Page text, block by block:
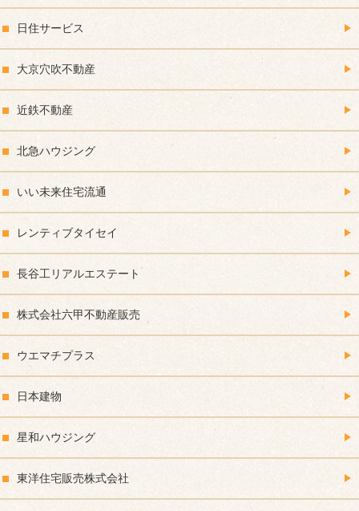
日住サービス
大京穴吹不動産
近鉄不動産
北急ハウジング
いい未来住宅流通
レンティブタイセイ
長谷工リアルエステート
株式会社六甲不動産販売
ウエマチプラス
日本建物
星和ハウジング
東洋住宅販売株式会社